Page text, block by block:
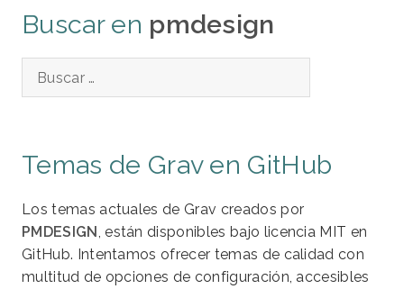
Buscar en pmdesign
Temas de Grav en GitHub
Los temas actuales de Grav creados por
PMDESIGN , están disponibles bajo licencia MIT en
GitHub. Intentamos ofrecer temas de calidad con
multitud de opciones de configuración, accesibles